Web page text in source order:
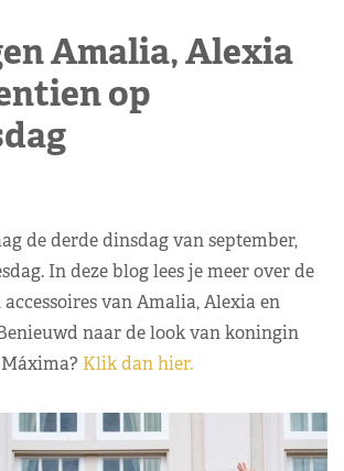
Amalia, Alexia
op
de derde dinsdag van september,
In deze blog lees je meer over de
van Amalia, Alexia en
naar de look van koningin
Máxima? Klik dan hier.